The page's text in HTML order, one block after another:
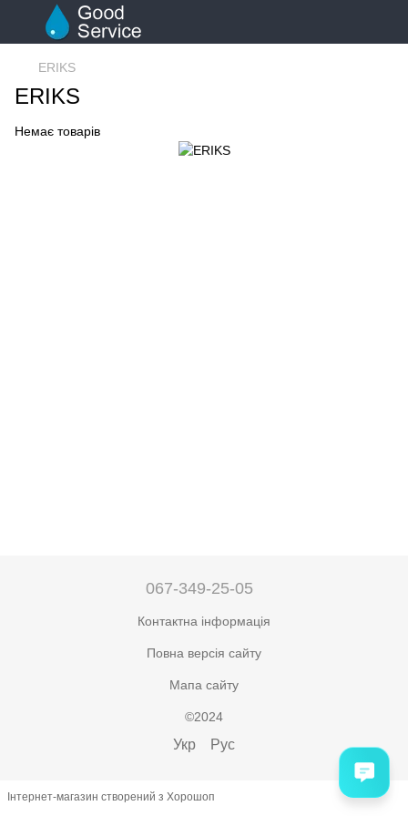
ERIKS
ERIKS
Немає товарів
067-349-25-05
Контактна інформація
Повна версія сайту
Мапа сайту
©2024
Укр Рус
Інтернет-магазин створений з Хорошоп